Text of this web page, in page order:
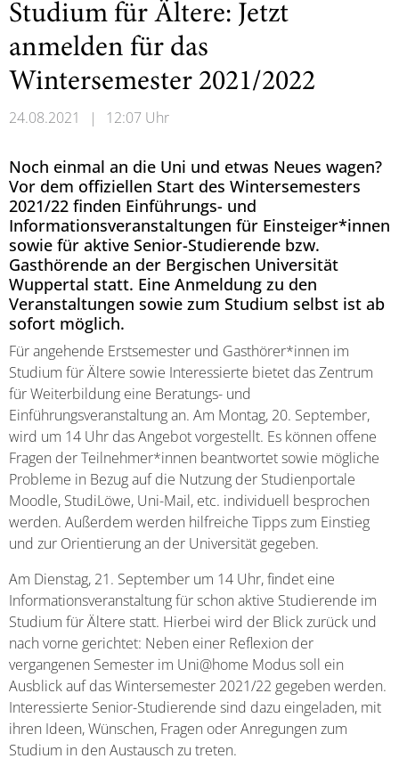
Studium für Ältere: Jetzt
anmelden für das
Wintersemester 2021/2022
24.08.2021 | 12:07 Uhr
Noch einmal an die Uni und etwas Neues wagen?
Vor dem offiziellen Start des Wintersemesters
2021/22 finden Einführungs- und
Informationsveranstaltungen für Einsteiger*innen
sowie für aktive Senior-Studierende bzw.
Gasthörende an der Bergischen Universität
Wuppertal statt. Eine Anmeldung zu den
Veranstaltungen sowie zum Studium selbst ist ab
sofort möglich.
Für angehende Erstsemester und Gasthörer*innen im
Studium für Ältere sowie Interessierte bietet das Zentrum
für Weiterbildung eine Beratungs- und
Einführungsveranstaltung an. Am Montag, 20. September,
wird um 14 Uhr das Angebot vorgestellt. Es können offene
Fragen der Teilnehmer*innen beantwortet sowie mögliche
Probleme in Bezug auf die Nutzung der Studienportale
Moodle, StudiLöwe, Uni-Mail, etc. individuell besprochen
werden. Außerdem werden hilfreiche Tipps zum Einstieg
und zur Orientierung an der Universität gegeben.
Am Dienstag, 21. September um 14 Uhr, findet eine
Informationsveranstaltung für schon aktive Studierende im
Studium für Ältere statt. Hierbei wird der Blick zurück und
nach vorne gerichtet: Neben einer Reflexion der
vergangenen Semester im Uni@home Modus soll ein
Ausblick auf das Wintersemester 2021/22 gegeben werden.
Interessierte Senior-Studierende sind dazu eingeladen, mit
ihren Ideen, Wünschen, Fragen oder Anregungen zum
Studium in den Austausch zu treten.